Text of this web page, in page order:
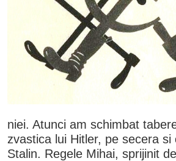
niei. Atunci am schimbat
zvastica lui Hitler, pe secera si
Stalin. Regele Mihai, sprijinit